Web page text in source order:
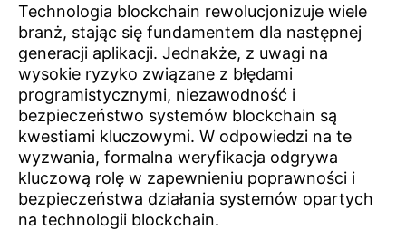
Technologia blockchain rewolucjonizuje wiele
branż, stając się fundamentem dla następnej
generacji aplikacji. Jednakże, z uwagi na
wysokie ryzyko związane z błędami
programistycznymi, niezawodność i
bezpieczeństwo systemów blockchain są
kwestiami kluczowymi. W odpowiedzi na te
wyzwania, formalna weryfikacja odgrywa
kluczową rolę w zapewnieniu poprawności i
bezpieczeństwa działania systemów opartych
na technologii blockchain.